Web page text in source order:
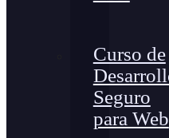
Curso de
Seguro
para Web